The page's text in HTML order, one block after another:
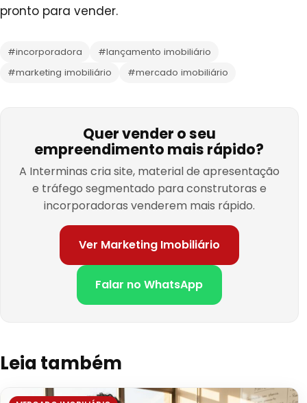
pronto para vender.
#incorporadora
#lançamento imobiliário
#marketing imobiliário
#mercado imobiliário
Quer vender o seu
empreendimento mais rápido?
A Interminas cria site, material de apresentação
e tráfego segmentado para construtoras e
incorporadoras venderem mais rápido.
Ver Marketing Imobiliário
Falar no WhatsApp
Leia também